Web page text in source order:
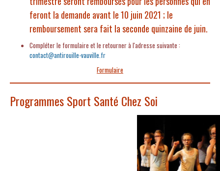
feront la demande avant le 10 juin 2021 ; le
remboursement sera fait la seconde quinzaine de juin.
Compléter le formulaire et le retourner à l'adresse suivante :
contact@antirouille-vauville.fr
Formulaire
Programmes Sport Santé Chez Soi